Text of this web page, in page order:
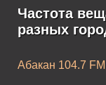
Частота
разных
Абакан 104.7 FM